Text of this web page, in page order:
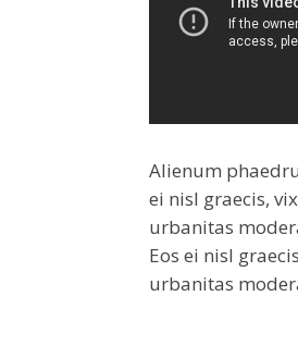
Alienum
ei nisl graecis,
urbanitas
Eos ei nisl
urbanitas